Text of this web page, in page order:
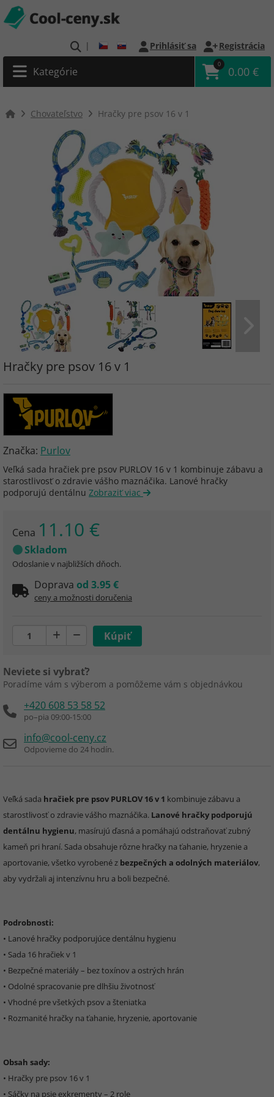
| Prihlásiť sa Registrácia
Kategórie
0
0.00 €
Chovateľstvo Hračky pre psov 16 v 1
Hračky pre psov 16 v 1
Značka: Purlov
Veľká sada hračiek pre psov PURLOV 16 v 1 kombinuje zábavu a
starostlivosť o zdravie vášho maznáčika. Lanové hračky
podporujú dentálnu Zobraziť viac
Cena 11.10 €
Skladom
Odoslanie v najbližších dňoch.
Doprava od 3.95 €
ceny a možnosti doručenia
Neviete si vybrať?
Poradíme vám s výberom a pomôžeme vám s objednávkou
+420 608 53 58 52
po–pia 09:00-15:00
info@cool-ceny.cz
Odpovieme do 24 hodín.
Veľká sada hračiek pre psov PURLOV 16 v 1 kombinuje zábavu a
starostlivosť o zdravie vášho maznáčika. Lanové hračky podporujú
dentálnu hygienu, masírujú ďasná a pomáhajú odstraňovať zubný
kameň pri hraní. Sada obsahuje rôzne hračky na ťahanie, hryzenie a
aportovanie, všetko vyrobené z bezpečných a odolných materiálov,
aby vydržali aj intenzívnu hru a boli bezpečné.
Podrobnosti:
• Lanové hračky podporujúce dentálnu hygienu
• Sada 16 hračiek v 1
• Bezpečné materiály – bez toxínov a ostrých hrán
• Odolné spracovanie pre dlhšiu životnosť
• Vhodné pre všetkých psov a šteniatka
• Rozmanité hračky na ťahanie, hryzenie, aportovanie
Obsah sady:
• Hračky pre psov 16 v 1
• Sáčky na psie exkrementy – 2 role